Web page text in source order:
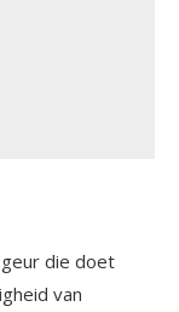
elegante
de drie
die doet
van